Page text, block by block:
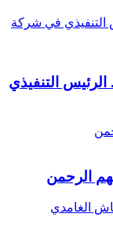
التنفيذي في شركة
التنفيذي
الرحمن
الغامدي